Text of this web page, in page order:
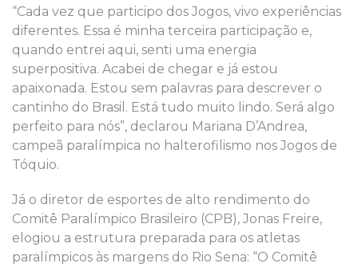
“Cada vez que participo dos Jogos, vivo experiências
diferentes. Essa é minha terceira participação e,
quando entrei aqui, senti uma energia
superpositiva. Acabei de chegar e já estou
apaixonada. Estou sem palavras para descrever o
cantinho do Brasil. Está tudo muito lindo. Será algo
perfeito para nós”, declarou Mariana D’Andrea,
campeã paralímpica no halterofilismo nos Jogos de
Tóquio.
Já o diretor de esportes de alto rendimento do
Comitê Paralímpico Brasileiro (CPB), Jonas Freire,
elogiou a estrutura preparada para os atletas
paralímpicos às margens do Rio Sena: “O Comitê